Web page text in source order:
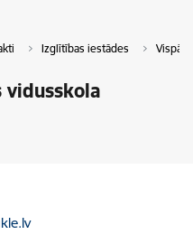
Izglītības iestādes
vidusskola